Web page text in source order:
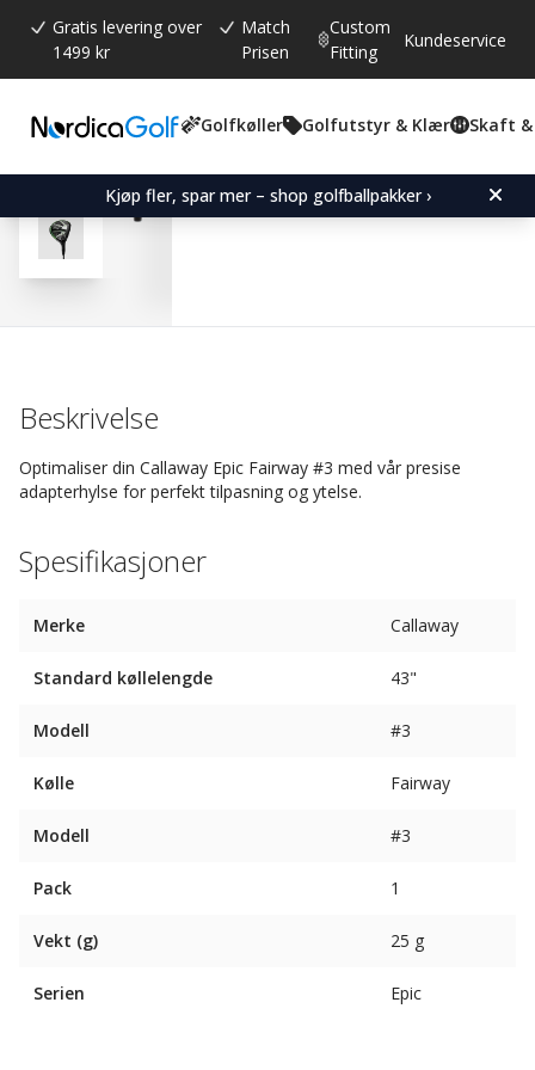
Gratis levering over
1499 kr
Match
Prisen
Custom
Fitting
Kundeservice
Golfkøller Golfutstyr & Klær Skaft &
Kjøp fler, spar mer – shop golfballpakker ›
Gjennomsnittskarakter:
4.9 (stemmer:
14)
Adapter Sleeve for
Beskrivelse
Optimaliser din Callaway Epic Fairway #3 med vår presise
adapterhylse for perfekt tilpasning og ytelse.
Spesifikasjoner
Merke Callaway
Standard køllelengde 43"
Modell #3
Kølle Fairway
Modell #3
Pack 1
Vekt (g) 25 g
Serien Epic